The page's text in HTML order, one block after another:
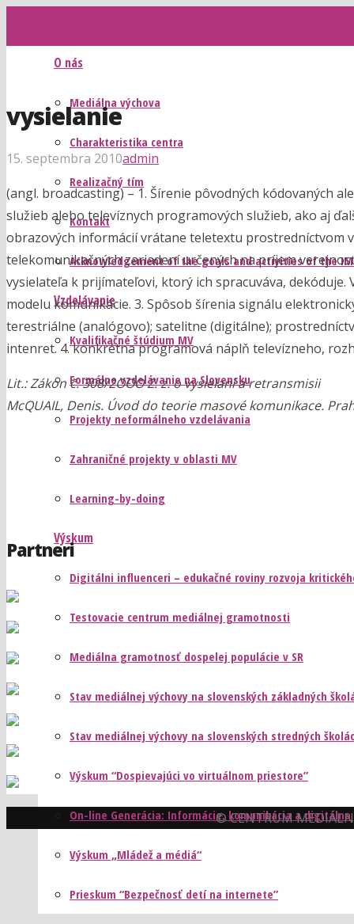
O nás
Mediálna výchova
Charakteristika centra
Realizačný tím
Kontakt
Acknowledgement of the goals and activities of the
Vzdelávanie
Kvalifikačné štúdium MV
Formálne vzdelávanie na Slovensku
Projekty neformálneho vzdelávania
Zahraničné projekty v oblasti MV
Learning-by-doing
Výskum
Digitálni influenceri – edukačné roviny rozvoja
Testovacie centrum mediálnej gramotnosti
Mediálna gramotnosť dospelej populácie v SR
Stav mediálnej výchovy na slovenských základných
Stav mediálnej výchovy na slovenských stredných
Výskum “Dospievajúci vo virtuálnom priestore”
On-line Generácia: Informácie, komunikácia a
Výskum „Mládež a médiá“
Prieskum “Bezpečnosť detí na internete”
vysielanie
15. septembra 2010admin
(angl. broadcasting) – 1. Šírenie pôvodných kódovaných
služieb alebo televíznych programových služieb, ako aj
obrazových informácií vrátane teletextu prostredníctvom
telekomunikačných zariadení určených na príjem
vysielateľa k prijímateľovi, ktorý ich spracuváva,
modelu komunikácie. 3. Spôsob šírenia signálu
terestriálne (analógovo); satelitne (digitálne);
intenret. 4. konkrétna programová náplň televízneho,
Lit.: Zákon č. 308/2OOO Z. z. o vysielaní a retransmisii
McQUAIL, Denis. Úvod do teorie masové komunikace.
Partneri
© CENTRUM